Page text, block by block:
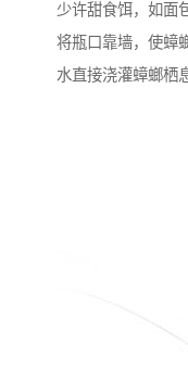
少许甜食饵，如面
将瓶口靠墙，使蟑
水直接浇灌蟑螂栖